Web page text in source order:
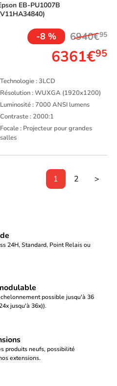
EB-PU1007B
-8 % 6940€95
6361€95
Technologie : 3LCD
Résolution : WUXGA (1920x1200)
Luminosité : 7000 ANSI lumens
Contraste : 2000:1
Focale : Projecteur pour grandes
salles
1 2 >
24H, Standard, Point Relais ou
possible jusqu'à 36
jusqu'à 36x)).
produits neufs, possibilité
extensions.